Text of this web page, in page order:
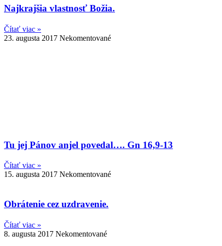
Najkrajšia vlastnosť Božia.
Čítať viac »
23. augusta 2017 Nekomentované
Tu jej Pánov anjel povedal…. Gn 16,9-13
Čítať viac »
15. augusta 2017 Nekomentované
Obrátenie cez uzdravenie.
Čítať viac »
8. augusta 2017 Nekomentované